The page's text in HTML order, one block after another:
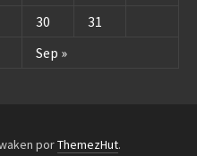
Sep »
30 31
porThemezHut.